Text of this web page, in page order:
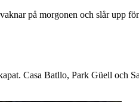
på morgonen och slår upp
Casa Batllo, Park Güell och